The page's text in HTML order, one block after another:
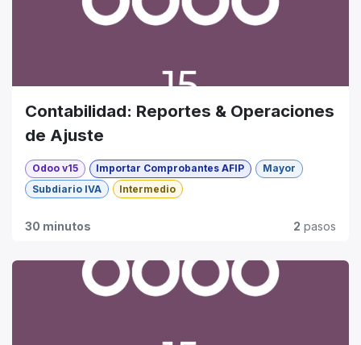
Contabilidad: Reportes & Operaciones
de Ajuste
Odoo v15 Importar Comprobantes AFIP
Mayor
Subdiario IVA
Intermedio
30 minutos 2 pasos